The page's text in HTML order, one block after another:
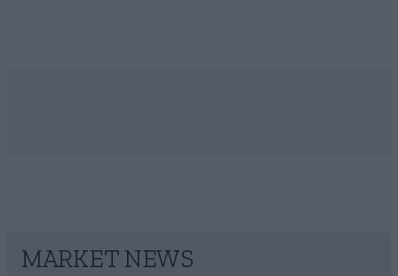
MARKET NEWS